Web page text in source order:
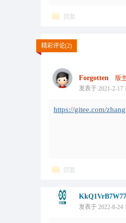
回复
精彩评论(2)
Forgotten
版主
发表于 2021-2-17
https://gitee.com/
回复
发表于 2022-8-24